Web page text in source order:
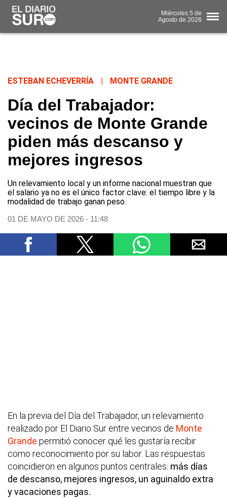
Miércoles 5 de
Agosto de 2026
ESTEBAN ECHEVERRÍA MONTE GRANDE
Día del Trabajador:
vecinos de Monte Grande
piden más descanso y
mejores ingresos
Un relevamiento local y un informe nacional muestran que
el salario ya no es el único factor clave: el tiempo libre y la
modalidad de trabajo ganan peso.
01 DE MAYO DE 2026 - 11:48
En la previa del Día del Trabajador, un relevamiento
realizado por El Diario Sur entre vecinos de Monte
Grande permitió conocer qué les gustaría recibir
como reconocimiento por su labor. Las respuestas
coincidieron en algunos puntos centrales: más días
de descanso, mejores ingresos, un aguinaldo extra
y vacaciones pagas.